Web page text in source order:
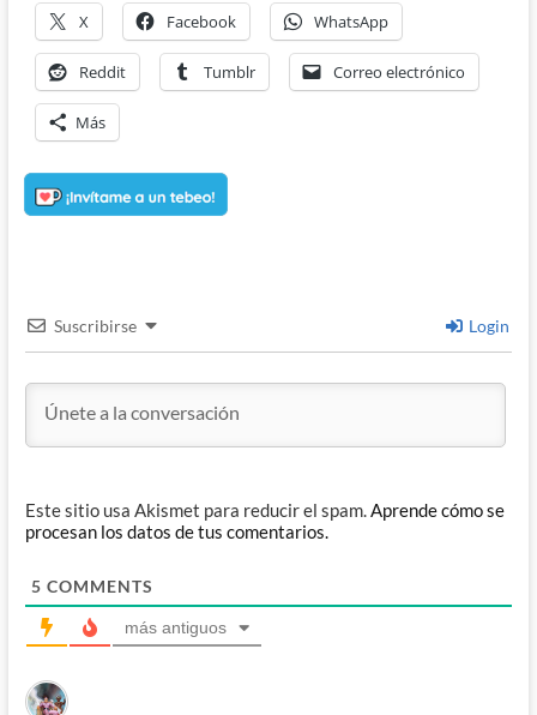
X Facebook WhatsApp
Reddit Tumblr Correo electrónico
Más
Suscribirse Login
Este sitio usa Akismet para reducir el spam.Aprende cómo se
procesan los datos de tus comentarios.
5 COMMENTS
más antiguos